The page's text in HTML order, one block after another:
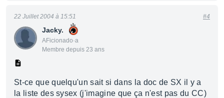
Jacky.
AFicionado·a
Membre depuis 23 ans
22 Juillet 2004 à 15:51 #4
St-ce que quelqu'un sait si dans la doc de SX il y a
la liste des sysex (j'imagine que ça n'est pas du CC)